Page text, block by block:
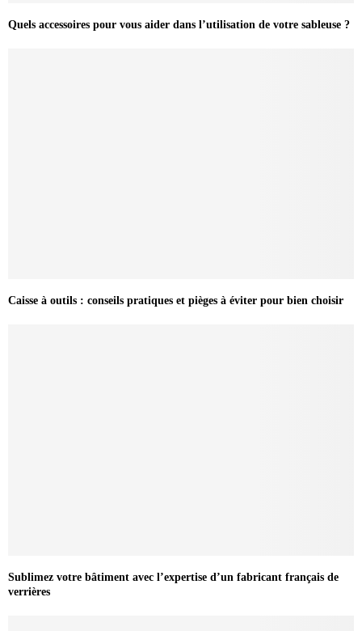
Quels accessoires pour vous aider dans l’utilisation de votre sableuse ?
Caisse à outils : conseils pratiques et pièges à éviter pour bien choisir
Sublimez votre bâtiment avec l’expertise d’un fabricant français de
verrières